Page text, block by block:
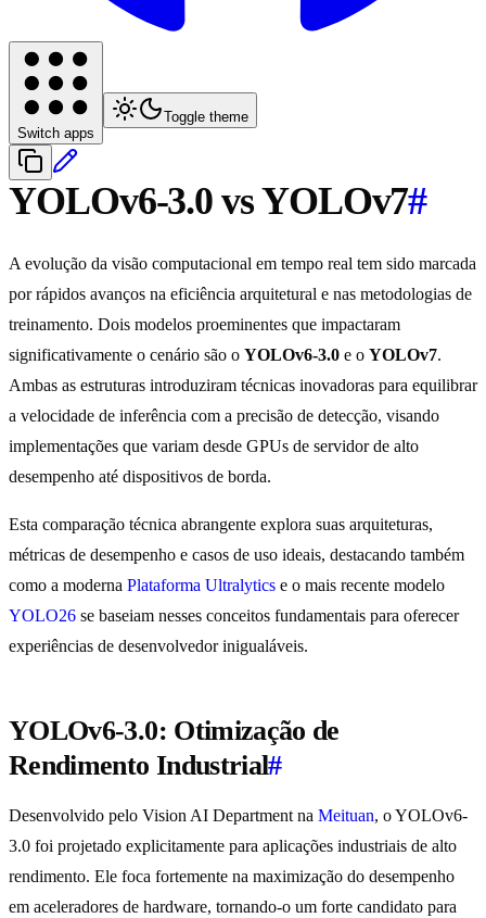
Switch apps
Toggle theme
YOLOv6-3.0 vs YOLOv7#
A evolução da visão computacional em tempo real tem sido marcada
por rápidos avanços na eficiência arquitetural e nas metodologias de
treinamento. Dois modelos proeminentes que impactaram
significativamente o cenário são o YOLOv6-3.0 e o YOLOv7.
Ambas as estruturas introduziram técnicas inovadoras para equilibrar
a velocidade de inferência com a precisão de detecção, visando
implementações que variam desde GPUs de servidor de alto
desempenho até dispositivos de borda.
Esta comparação técnica abrangente explora suas arquiteturas,
métricas de desempenho e casos de uso ideais, destacando também
como a moderna Plataforma Ultralytics e o mais recente modelo
YOLO26 se baseiam nesses conceitos fundamentais para oferecer
experiências de desenvolvedor inigualáveis.
YOLOv6-3.0: Otimização de
Rendimento Industrial#
Desenvolvido pelo Vision AI Department na Meituan, o YOLOv6-
3.0 foi projetado explicitamente para aplicações industriais de alto
rendimento. Ele foca fortemente na maximização do desempenho
em aceleradores de hardware, tornando-o um forte candidato para